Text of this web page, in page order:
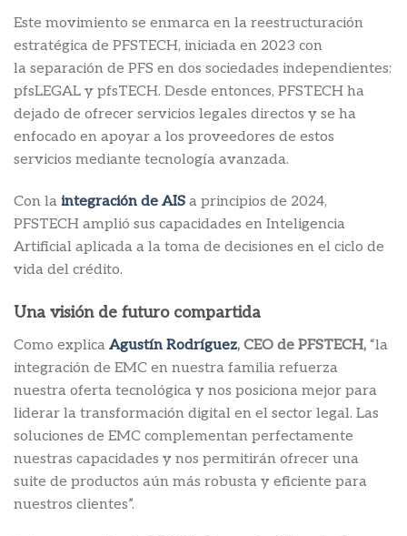
Este movimiento se enmarca en la reestructuración
estratégica de PFSTECH, iniciada en 2023 con
la separación de PFS en dos sociedades independientes:
pfsLEGAL y pfsTECH. Desde entonces, PFSTECH ha
dejado de ofrecer servicios legales directos y se ha
enfocado en apoyar a los proveedores de estos
servicios mediante tecnología avanzada.
Con la integración de AIS a principios de 2024,
PFSTECH amplió sus capacidades en Inteligencia
Artificial aplicada a la toma de decisiones en el ciclo de
vida del crédito.
Una visión de futuro compartida
Como explica Agustín Rodríguez, CEO de PFSTECH, “la
integración de EMC en nuestra familia refuerza
nuestra oferta tecnológica y nos posiciona mejor para
liderar la transformación digital en el sector legal. Las
soluciones de EMC complementan perfectamente
nuestras capacidades y nos permitirán ofrecer una
suite de productos aún más robusta y eficiente para
nuestros clientes”.